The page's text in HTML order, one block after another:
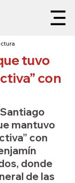
tuvo
con
mantuvo
con
donde
de las